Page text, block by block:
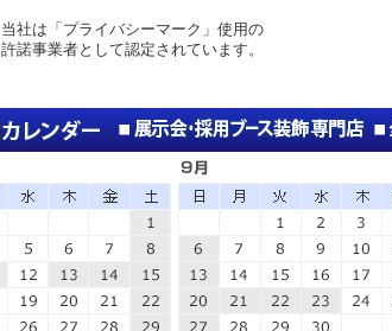
当社は「プライバシーマーク」使用の
許諾事業者として認定されています。